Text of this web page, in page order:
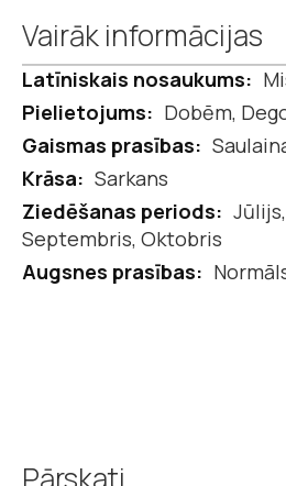
Vairāk informācijas
Vairāk
informācijas
Dobēm,
Sarkans
Septembris, Oktobris